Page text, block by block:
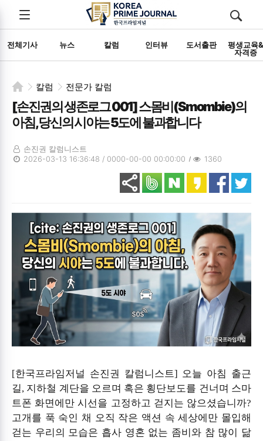
전체기사 뉴스 칼럼 인터뷰 도서출판
평생교육
자격증
전체메뉴 검색
열기/
칼럼 전문가 칼럼
[손진권의 생존로그 001] 스몸비(Smombie)의
아침, 당신의 시야는 5도에 불과합니다
손진권 칼럼니스트
2026-03-13 16:36:48 / 0000-00-00 00:00:00
1360
[한국프라임저널 손진권 칼럼니스트] 오늘 아침 출근
길, 지하철 계단을 오르며 혹은 횡단보도를 건너며 스마
트폰 화면에만 시선을 고정하고 걷지는 않으셨습니까?
고개를 푹 숙인 채 오직 작은 액션 속 세상에만 몰입해
걷는 우리의 모습은 흡사 영혼 없는 좀비와 참 많이 닮